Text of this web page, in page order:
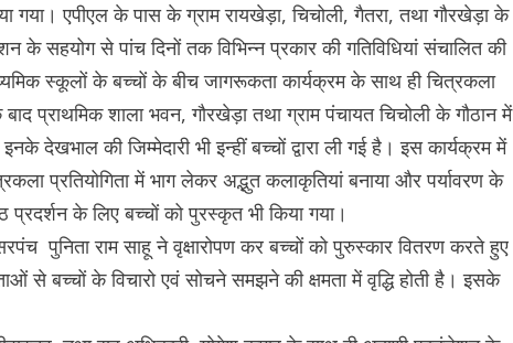
एपीएल के पास के ग्राम रायखेड़ा, चिचोली, गैतरा, तथा गौरखेड़ा के
सहयोग से पांच दिनों तक विभिन्न प्रकार की गतिविधियां संचालित की
स्कूलों के बच्चों के बीच जागरूकता कार्यक्रम के साथ ही चित्रकला
प्राथमिक शाला भवन, गौरखेड़ा तथा ग्राम पंचायत चिचोली के गौठान में
देखभाल की जिम्मेदारी भी इन्हीं बच्चों द्वारा ली गई है। इस कार्यक्रम में
प्रतियोगिता में भाग लेकर अद्भुत कलाकृतियां बनाया और पर्यावरण के
प्रदर्शन के लिए बच्चों को पुरस्कृत भी किया गया।
पुनिता राम साहू ने वृक्षारोपण कर बच्चों को पुरुस्कार वितरण करते हुए
से बच्चों के विचारो एवं सोचने समझने की क्षमता में वृद्धि होती है। इसके